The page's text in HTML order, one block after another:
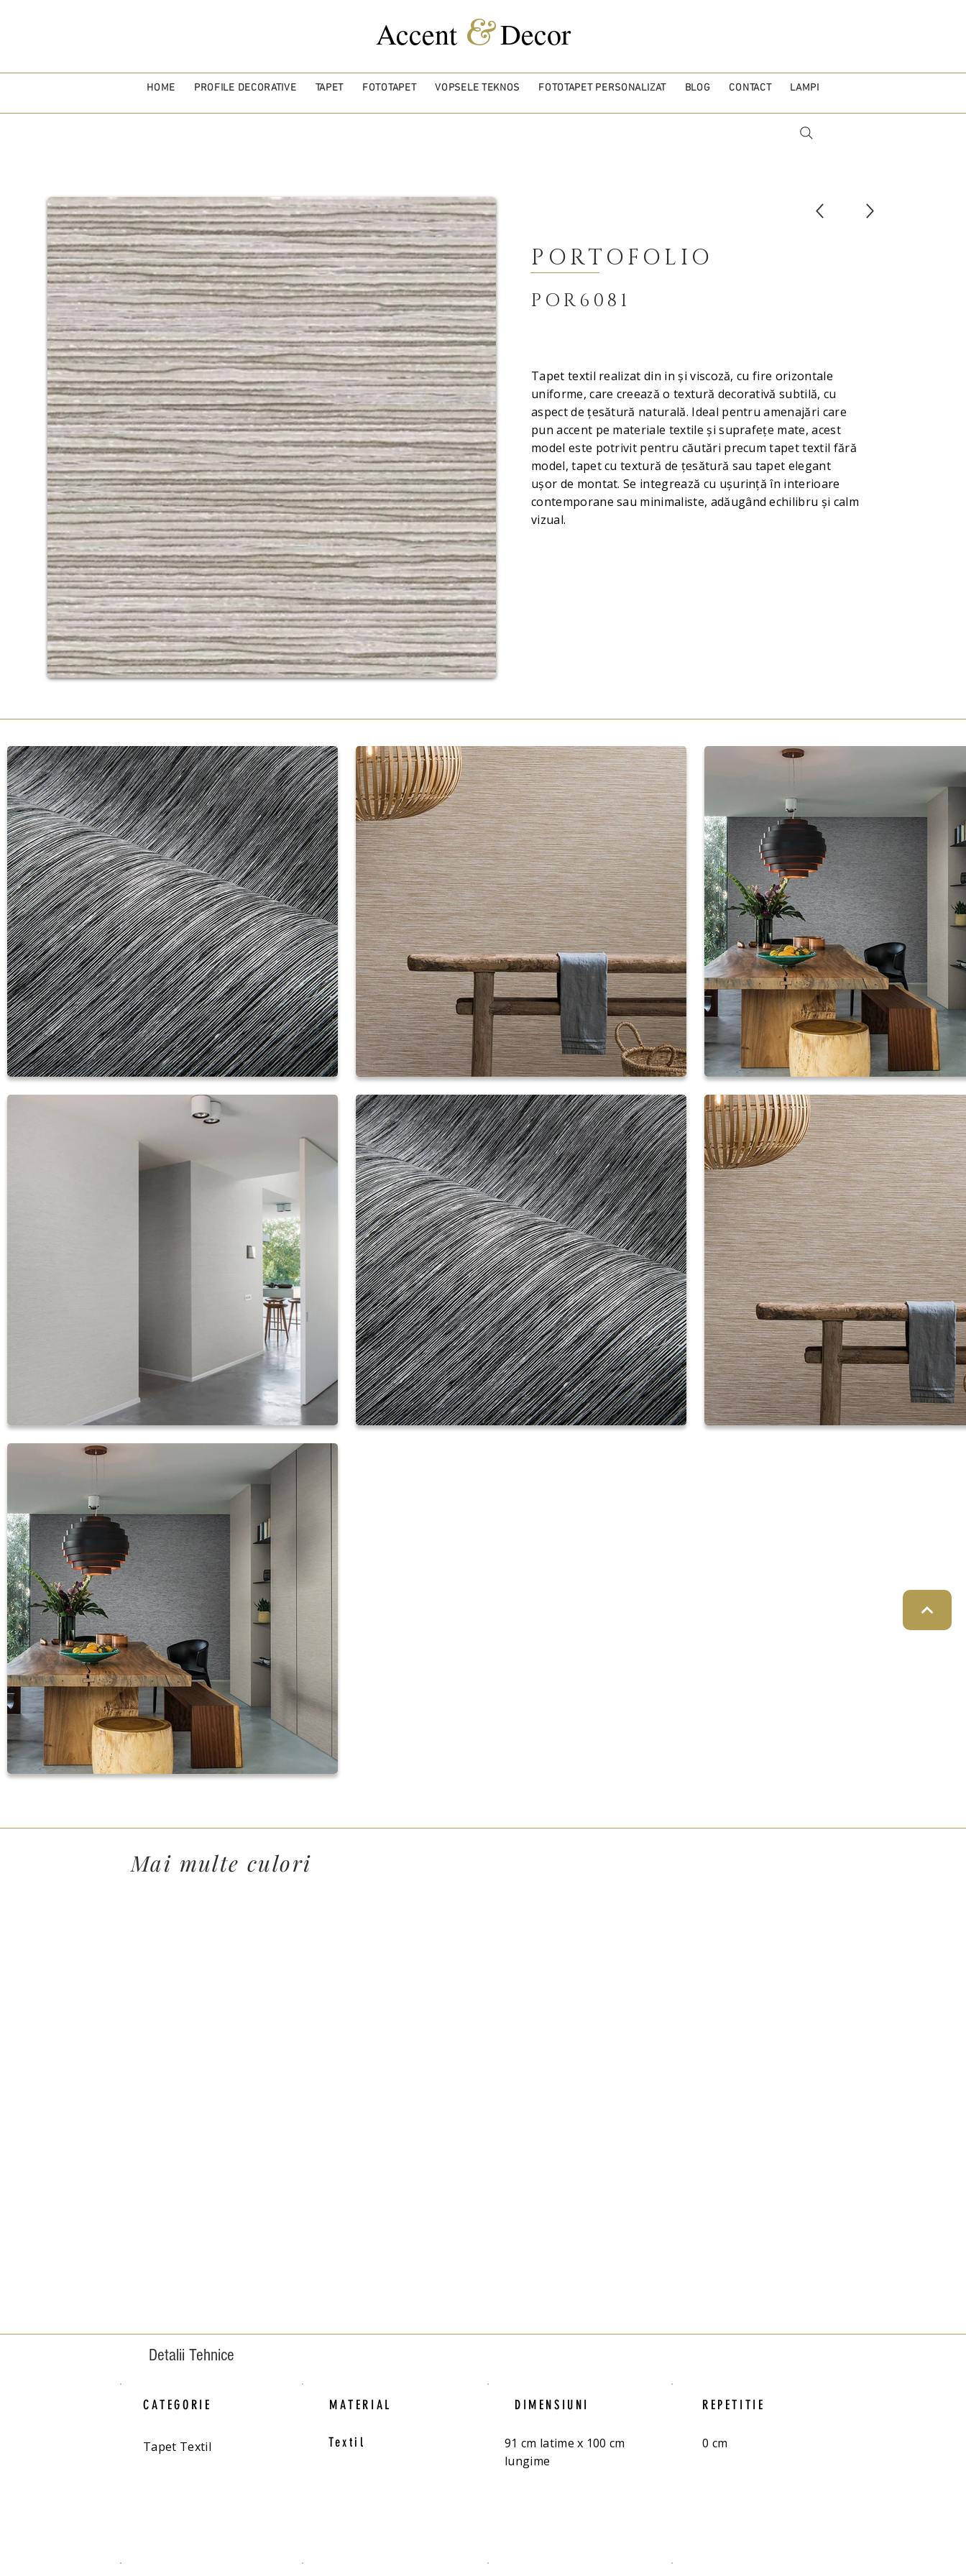
Accent &Decor
HOME PROFILE DECORATIVE TAPET FOTOTAPET VOPSELE TEKNOS FOTOTAPET PERSONALIZAT BLOG CONTACT LAMPI
PORTOFOLIO
POR6081
Tapet textil realizat din in și viscoză, cu fire orizontale
uniforme, care creează o textură decorativă subtilă, cu
aspect de țesătură naturală. Ideal pentru amenajări care
pun accent pe materiale textile și suprafețe mate, acest
model este potrivit pentru căutări precum tapet textil fără
model, tapet cu textură de țesătură sau tapet elegant
ușor de montat. Se integrează cu ușurință în interioare
contemporane sau minimaliste, adăugând echilibru și calm
vizual.
Mai multe culori
Detalii Tehnice
CATEGORIE
Tapet Textil
MATERIAL
Textil
DIMENSIUNI
91 cm latime x 100 cm
lungime
REPETITIE
0 cm